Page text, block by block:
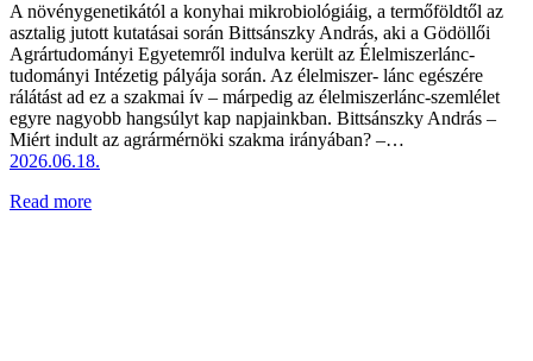
A növénygenetikától a konyhai mikrobiológiáig, a termőföldtől az
asztalig jutott kutatásai során Bittsánszky András, aki a Gödöllői
Agrártudományi Egyetemről indulva került az Élelmiszerlánc-
tudományi Intézetig pályája során. Az élelmiszer- lánc egészére
rálátást ad ez a szakmai ív – márpedig az élelmiszerlánc-szemlélet
egyre nagyobb hangsúlyt kap napjainkban. Bittsánszky András –
Miért indult az agrármérnöki szakma irányában? –…
2026.06.18.
Read more